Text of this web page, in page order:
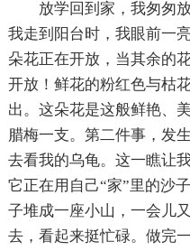
放学回到家，我匆匆
我走到阳台时，我眼前一
朵花正在开放，当其余的
开放！鲜花的粉红色与枯
出。这朵花是这般鲜艳、
腊梅一支。第二件事，发
去看我的乌龟。这一瞧让
它正在用自己“家”里的沙
子堆成一座小山，一会儿
去，看起来挺忙碌。做完